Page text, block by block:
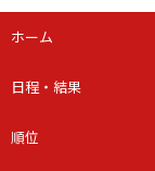
ホーム
日程・結果
順位